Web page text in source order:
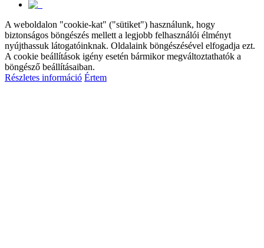
A weboldalon "cookie-kat" ("sütiket") használunk, hogy
biztonságos böngészés mellett a legjobb felhasználói élményt
nyújthassuk látogatóinknak. Oldalaink böngészésével elfogadja ezt.
A cookie beállítások igény esetén bármikor megváltoztathatók a
böngésző beállításaiban.
Részletes információ Értem